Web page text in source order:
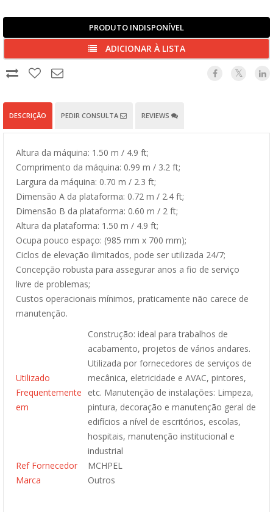
PRODUTO INDISPONÍVEL
ADICIONAR À LISTA
DESCRIÇÃO PEDIR CONSULTA REVIEWS
Altura da máquina: 1.50 m / 4.9 ft;
Comprimento da máquina: 0.99 m / 3.2 ft;
Largura da máquina: 0.70 m / 2.3 ft;
Dimensão A da plataforma: 0.72 m / 2.4 ft;
Dimensão B da plataforma: 0.60 m / 2 ft;
Altura da plataforma: 1.50 m / 4.9 ft;
Ocupa pouco espaço: (985 mm x 700 mm);
Ciclos de elevação ilimitados, pode ser utilizada 24/7;
Concepção robusta para assegurar anos a fio de serviço
livre de problemas;
Custos operacionais mínimos, praticamente não carece de
manutenção.
Utilizado
Frequentemente
em
Construção: ideal para trabalhos de
acabamento, projetos de vários andares.
Utilizada por fornecedores de serviços de
mecânica, eletricidade e AVAC, pintores,
etc. Manutenção de instalações: Limpeza,
pintura, decoração e manutenção geral de
edifícios a nível de escritórios, escolas,
hospitais, manutenção institucional e
industrial
Ref Fornecedor
MCHPEL
Marca
Outros